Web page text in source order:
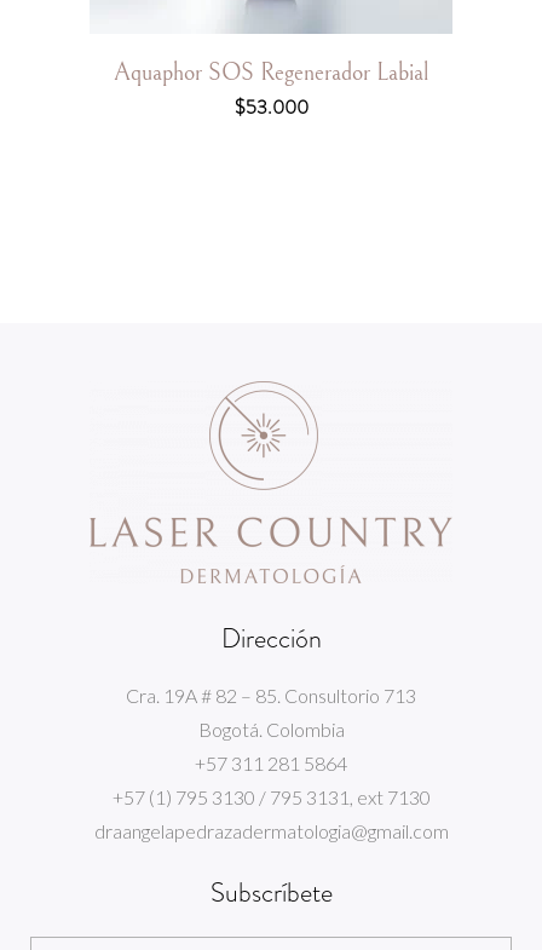
Aquaphor SOS Regenerador Labial
$53.000
Dirección
Cra. 19A # 82 – 85. Consultorio 713
Bogotá. Colombia
+57 311 281 5864
+57 (1) 795 3130 / 795 3131, ext 7130
draangelapedrazadermatologia@gmail.com
Subscríbete